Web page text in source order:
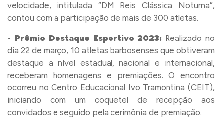
velocidade, intitulada “DM Reis Clássica Noturna”,
contou com a participação de mais de 300 atletas.
• Prêmio Destaque Esportivo 2023: Realizado no
dia 22 de março, 10 atletas barbosenses que obtiveram
destaque a nível estadual, nacional e internacional,
receberam homenagens e premiações. O encontro
ocorreu no Centro Educacional Ivo Tramontina (CEIT),
iniciando com um coquetel de recepção aos
convidados e seguido pela cerimônia de premiação.